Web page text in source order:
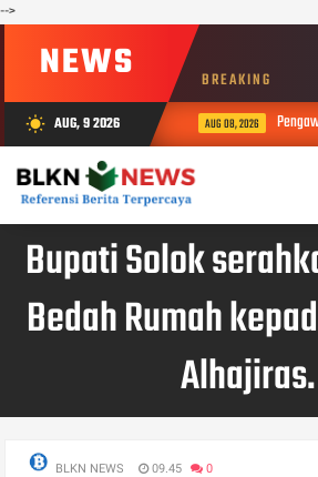
-->
NEWS BREAKING
wb_sunny AUG, 9 2026 AUG 08, 2026
Bupati Solok
Bedah Rumah
Alhajiras.
BLKN NEWS 09.45 0